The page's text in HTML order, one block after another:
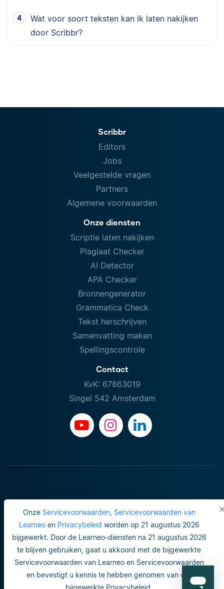
Onze Servicevoorwaarden, Servicevoorwaarden van
Learneoen Privacybeleid worden op 21 augustus 2026
bijgewerkt. Door de Learneo-diensten na 21 augustus 2026
te blijven gebruiken, gaat u akkoord met de bijgewerkte
Servicevoorwaarden van Learneo en Servicevoorwaarden
en bevestigt u kennis te hebben genomen van ons
bijgewerkte Privacybeleid.
Wat voor soort teksten kan ik laten nakijken
door Scribbr?
Scribbr
Editors
Jobs
Veelgestelde vragen
Partners
Algemene voorwaarden
Onze diensten
Scriptie laten nakijken
Plagiaat Checker
AI Detector
APA Checker
Bronnengenerator
Grammatica Check
Tekst herschrijven
Samenvatting maken
Spellingscontrole
Contact
KvK: 67863019
Singel 542 Amsterdam
Gebruiksvoorwaarden
Do not sell or share my personal info
Veiligheid en privacy